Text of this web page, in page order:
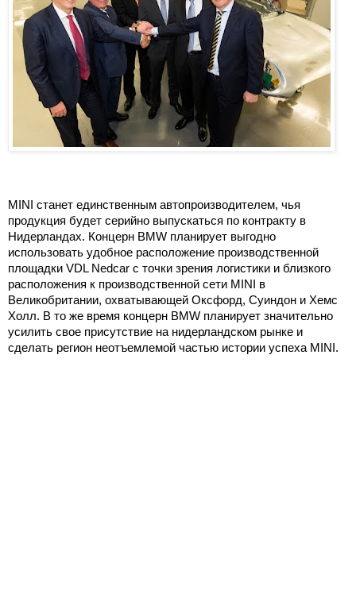
MINI станет единственным автопроизводителем, чья
продукция будет серийно выпускаться по контракту в
Нидерландах. Концерн BMW планирует выгодно
использовать удобное расположение производственной
площадки VDL Nedcar с точки зрения логистики и близкого
расположения к производственной сети MINI в
Великобритании, охватывающей Оксфорд, Суиндон и Хемс
Холл. В то же время концерн BMW планирует значительно
усилить свое присутствие на нидерландском рынке и
сделать регион неотъемлемой частью истории успеха MINI.